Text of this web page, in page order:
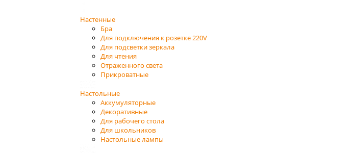
Настенные
Бра
Для подключения к розетке 220V
Для подсветки зеркала
Для чтения
Отраженного света
Прикроватные
Настольные
Аккумуляторные
Декоративные
Для рабочего стола
Для школьников
Настольные лампы